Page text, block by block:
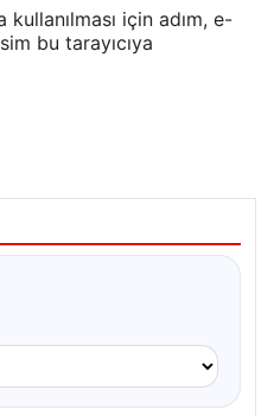
için adım, e-
bu tarayıcıya